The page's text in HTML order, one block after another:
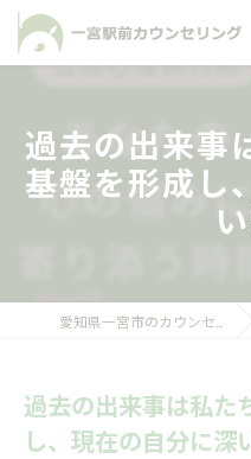
過去の出来事
基盤を形成し
過去の出来事は私た
し、現在の自分に深